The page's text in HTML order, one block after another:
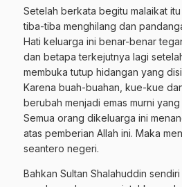
Setelah berkata begitu malaikat
tiba-tiba menghilang dan
Hati keluarga ini benar-benar
dan betapa terkejutnya lagi
membuka tutup hidangan yang
Karena buah-buahan, kue-kue
berubah menjadi emas murni yang
Semua orang dikeluarga ini
atas pemberian Allah ini. Maka
seantero negeri.
Bahkan Sultan Shalahuddin